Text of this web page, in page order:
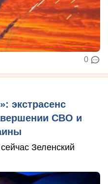
0
экстрасенс
СВО и
Зеленский